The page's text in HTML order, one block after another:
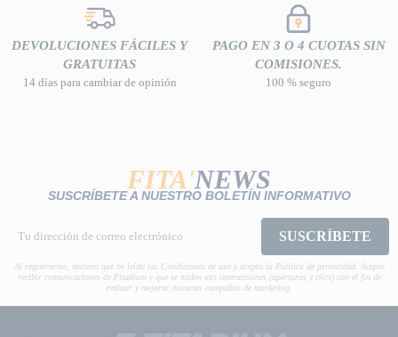
DEVOLUCIONES FÁCILES Y
GRATUITAS
14 días para cambiar de opinión
PAGO EN 3 O 4 CUOTAS SIN
COMISIONES.
100 % seguro
FITA'NEWS
SUSCRÍBETE A NUESTRO BOLETÍN INFORMATIVO
SUSCRÍBETE
Al registrarme, declaro que he leído las Condiciones de uso y acepto la Política de privacidad. Acepto
recibir comunicaciones de Fitadium y que se miden mis interacciones (aperturas y clics) con el fin de
evaluar y mejorar nuestras campañas de marketing.